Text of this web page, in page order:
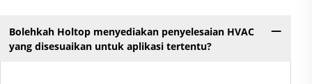
Bolehkah Holtop menyediakan penyelesaian HVAC
yang disesuaikan untuk aplikasi tertentu?